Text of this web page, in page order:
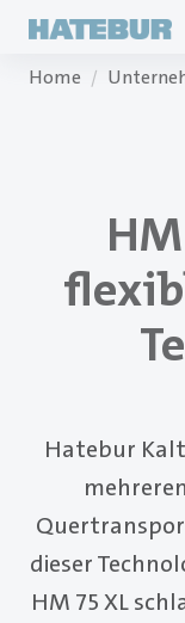
Home
Hatebur
dieser
HM 75 XL